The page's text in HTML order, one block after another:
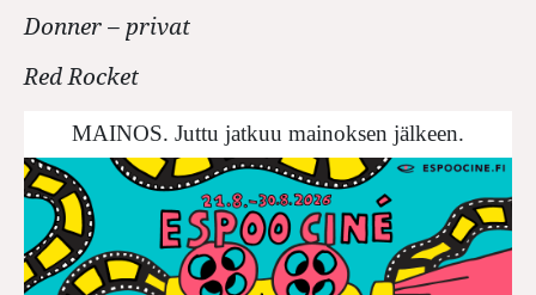
Donner – privat
Red Rocket
MAINOS. Juttu jatkuu mainoksen jälkeen.